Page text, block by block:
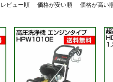
レビュー順 価格が安い順 価格が高い